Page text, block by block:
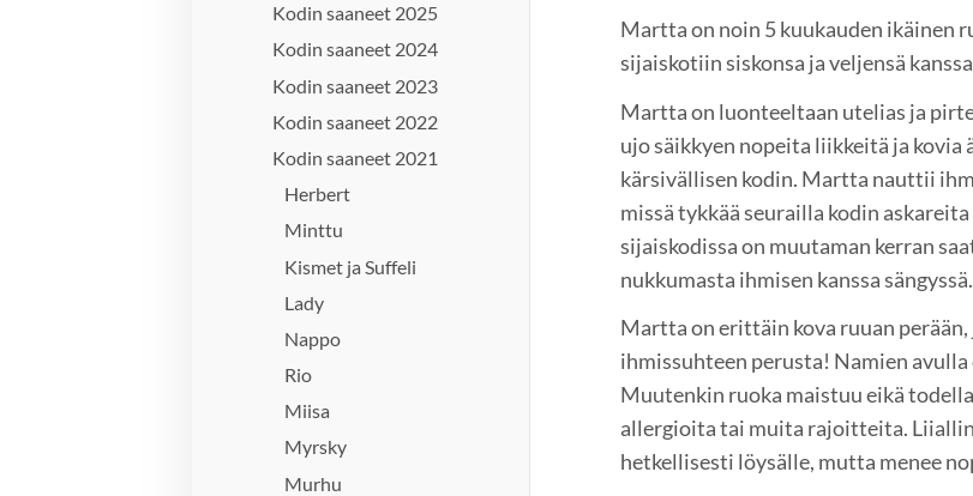
Kodin saaneet 2025
Kodin saaneet 2024
Kodin saaneet 2023
Kodin saaneet 2022
Kodin saaneet 2021
Herbert
Minttu
Kismet ja Suffeli
Lady
Nappo
Rio
Miisa
Myrsky
Murhu
Martta on noin 5 kuukauden ikäinen
sijaiskotiin siskonsa ja veljensä
Martta on luonteeltaan utelias ja
ujo säikkyen nopeita liikkeitä ja
kärsivällisen kodin. Martta nauttii
missä tykkää seurailla kodin
sijaiskodissa on muutaman kerran
nukkumasta ihmisen kanssa sängyssä.
Martta on erittäin kova ruuan
ihmissuhteen perusta! Namien
Muutenkin ruoka maistuu eikä
allergioita tai muita rajoitteita.
hetkellisesti löysälle, mutta menee